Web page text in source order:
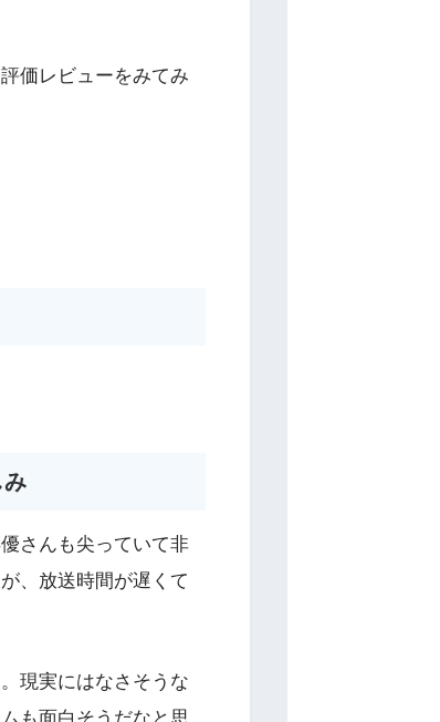
価レビューをみてみ
さんも尖っていて非
、放送時間が遅くて
現実にはなさそうな